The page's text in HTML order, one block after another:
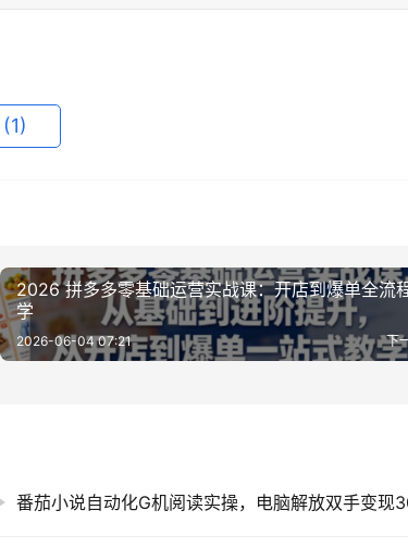
(1)
2026 拼多多零基础运营实战课：开店到爆单全流
学
下
2026-06-04 07:21